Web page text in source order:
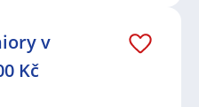
v
Kč